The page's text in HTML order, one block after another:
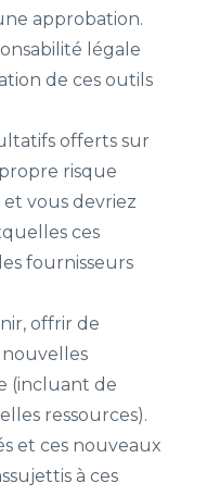
approbation.
légale
de ces outils
offerts sur
risque
vous devriez
ces
fournisseurs
offrir de
(incluant de
ressources).
et ces nouveaux
à ces